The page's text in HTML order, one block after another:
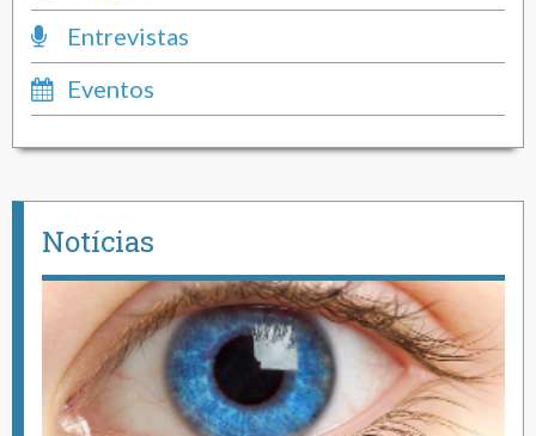
Entrevistas
Eventos
Notícias